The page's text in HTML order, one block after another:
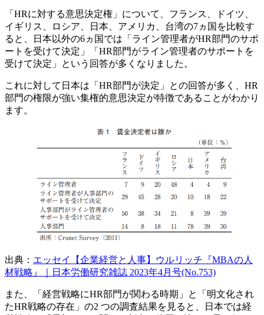
「HRに対する意思決定権」について、フランス、ドイツ、
イギリス、ロシア、日本、アメリカ、台湾の7ヵ国を比較す
ると、日本以外の6ヵ国では「ライン管理者がHR部門のサポ
ートを受けて決定」「HR部門がライン管理者のサポートを
受けて決定」という回答が多くなりました。
これに対して日本は「HR部門が決定」との回答が多く、HR
部門の権限が強い集権的意思決定が特徴であることがわかり
ます。
出典： エッセイ【企業経営と人事】ウルリッチ『MBAの人
材戦略』｜日本労働研究雑誌 2023年4月号(No.753)
また、「経営戦略にHR部門が関わる時期」と「明文化され
たHR戦略の存在」の2 つの調査結果を見ると、日本では経